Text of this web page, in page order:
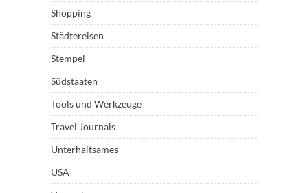
Shopping
Städtereisen
Stempel
Südstaaten
Tools und Werkzeuge
Travel Journals
Unterhaltsames
USA